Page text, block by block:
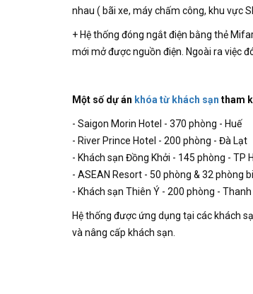
nhau ( bãi xe, máy chấm công, khu vực
+ Hệ thống đóng ngắt điện bằng thẻ
mới mở được nguồn điện. Ngoài ra việc
Một số dự án khóa từ khách sạn tham
- Saigon Morin Hotel - 370 phòng - Huế
- River Prince Hotel - 200 phòng - Đà Lạt
- Khách sạn Đồng Khởi - 145 phòng - TP
- ASEAN Resort - 50 phòng & 32 phòng
- Khách sạn Thiên Ý - 200 phòng - Thanh
Hệ thống được ứng dụng tại các khách
và nâng cấp khách sạn.